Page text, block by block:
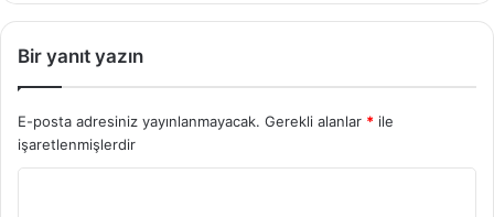
Bir yanıt yazın
E-posta adresiniz yayınlanmayacak. Gerekli alanlar * ile
işaretlenmişlerdir